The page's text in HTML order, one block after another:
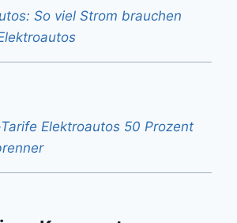
So viel Strom brauchen
Elektroautos 50 Prozent